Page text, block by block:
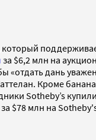
который
за $6,2 млн на
дань
Кроме
Sotheby’s
$78 млн на Sotheby's